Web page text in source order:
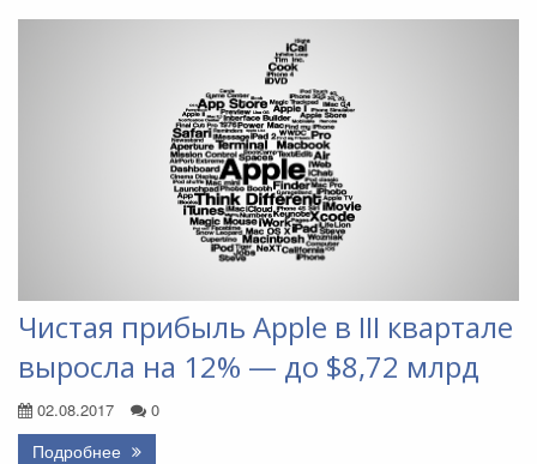
Чистая прибыль Apple в III квартале
выросла на 12% — до $8,72 млрд
02.08.2017 0
Подробнее